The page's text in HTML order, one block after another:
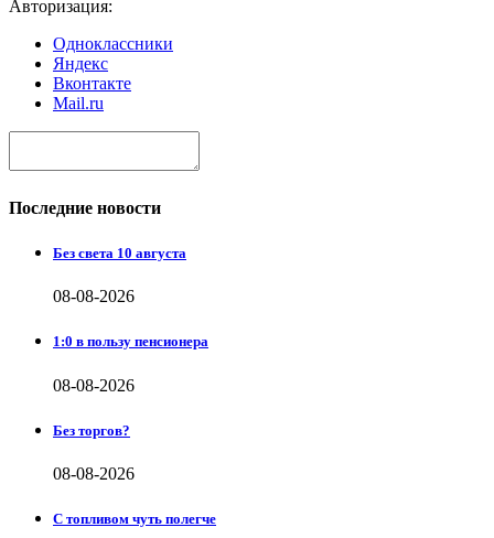
Авторизация:
Одноклассники
Яндекс
Вконтакте
Mail.ru
Последние новости
Без света 10 августа
08-08-2026
1:0 в пользу пенсионера
08-08-2026
Без торгов?
08-08-2026
С топливом чуть полегче